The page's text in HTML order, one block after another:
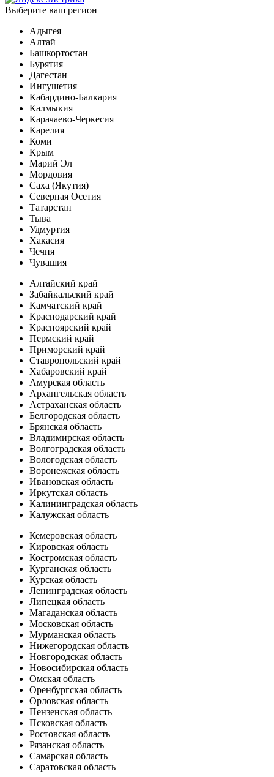
Выберите ваш регион
Адыгея
Алтай
Башкортостан
Бурятия
Дагестан
Ингушетия
Кабардино-Балкария
Калмыкия
Карачаево-Черкесия
Карелия
Коми
Крым
Марий Эл
Мордовия
Саха (Якутия)
Северная Осетия
Татарстан
Тыва
Удмуртия
Хакасия
Чечня
Чувашия
Алтайский край
Забайкальский край
Камчатский край
Краснодарский край
Красноярский край
Пермский край
Приморский край
Ставропольский край
Хабаровский край
Амурская область
Архангельская область
Астраханская область
Белгородская область
Брянская область
Владимирская область
Волгоградская область
Вологодская область
Воронежская область
Ивановская область
Иркутская область
Калининградская область
Калужская область
Кемеровская область
Кировская область
Костромская область
Курганская область
Курская область
Ленинградская область
Липецкая область
Магаданская область
Московская область
Мурманская область
Нижегородская область
Новгородская область
Новосибирская область
Омская область
Оренбургская область
Орловская область
Пензенская область
Псковская область
Ростовская область
Рязанская область
Самарская область
Саратовская область